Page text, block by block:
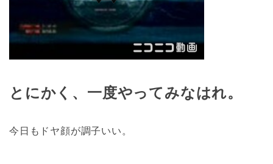
とにかく、一度やってみなはれ。
今日もドヤ顔が調子いい。